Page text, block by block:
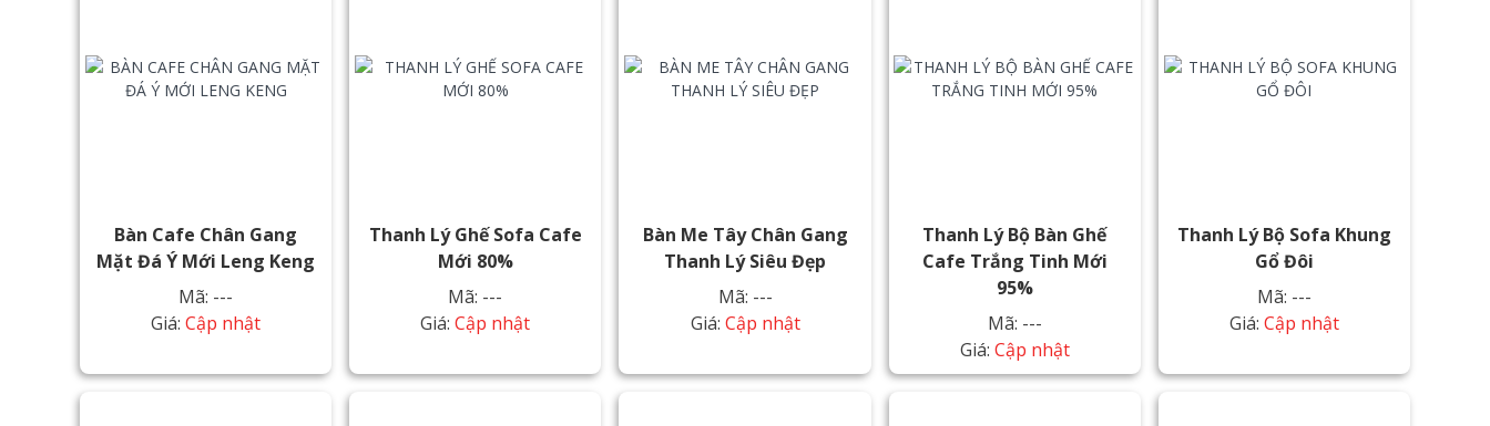
Bàn Cafe Chân Gang
Mặt Đá Ý Mới Leng Keng
Mã: ---
Giá:Cập nhật
Thanh Lý Ghế Sofa Cafe
Mới 80%
Mã: ---
Giá:Cập nhật
Bàn Me Tây Chân Gang
Thanh Lý Siêu Đẹp
Mã: ---
Giá: Cập nhật
Thanh Lý Bộ Bàn Ghế
Cafe Trắng Tinh Mới
95%
Mã: ---
Giá: Cập nhật
Thanh Lý Bộ Sofa Khung
Gổ Đôi
Mã: ---
Giá: Cập nhật